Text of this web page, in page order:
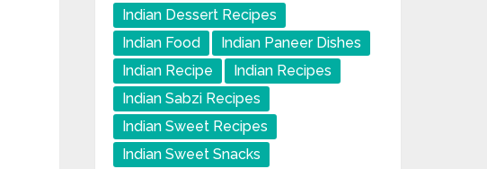
Indian Dessert Recipes
Indian Food
Indian Paneer Dishes
Indian Recipe
Indian Recipes
Indian Sabzi Recipes
Indian Sweet Recipes
Indian Sweet Snacks